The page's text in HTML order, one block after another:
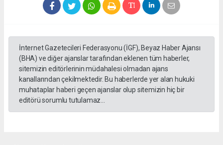
İnternet Gazetecileri Federasyonu (İGF), Beyaz Haber Ajansı
(BHA) ve diğer ajanslar tarafından eklenen tüm haberler,
sitemizin editörlerinin müdahalesi olmadan ajans
kanallarından çekilmektedir. Bu haberlerde yer alan hukuki
muhataplar haberi geçen ajanslar olup sitemizin hiç bir
editörü sorumlu tutulamaz...